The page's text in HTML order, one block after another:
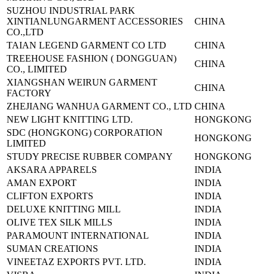
SUZHOU INDUSTRIAL PARK
XINTIANLUNGARMENT ACCESSORIES
CO.,LTD
CHINA
TAIAN LEGEND GARMENT CO LTD
CHINA
TREEHOUSE FASHION ( DONGGUAN)
CO., LIMITED
CHINA
XIANGSHAN WEIRUN GARMENT
FACTORY
CHINA
ZHEJIANG WANHUA GARMENT CO., LTD CHINA
NEW LIGHT KNITTING LTD.
HONGKONG
SDC (HONGKONG) CORPORATION
LIMITED
HONGKONG
STUDY PRECISE RUBBER COMPANY
HONGKONG
AKSARA APPARELS
INDIA
AMAN EXPORT
INDIA
CLIFTON EXPORTS
INDIA
DELUXE KNITTING MILL
INDIA
OLIVE TEX SILK MILLS
INDIA
PARAMOUNT INTERNATIONAL
INDIA
SUMAN CREATIONS
INDIA
VINEETAZ EXPORTS PVT. LTD.
INDIA